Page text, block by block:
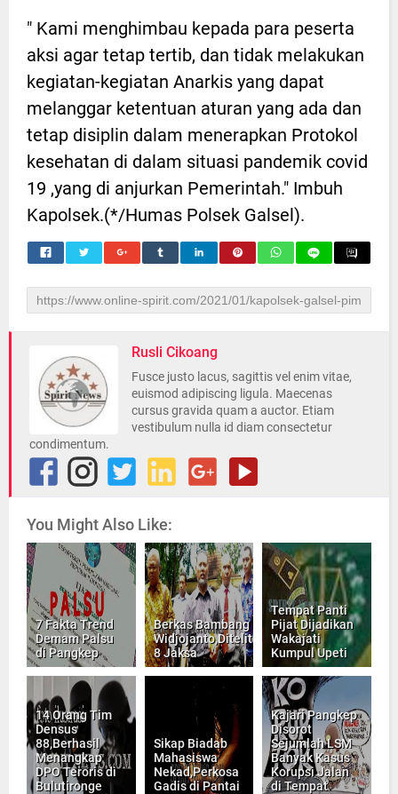
" Kami menghimbau kepada para peserta
aksi agar tetap tertib, dan tidak melakukan
kegiatan-kegiatan Anarkis yang dapat
melanggar ketentuan aturan yang ada dan
tetap disiplin dalam menerapkan Protokol
kesehatan di dalam situasi pandemik covid
19 ,yang di anjurkan Pemerintah." Imbuh
Kapolsek.(*/Humas Polsek Galsel).
Rusli Cikoang
Fusce justo lacus, sagittis vel enim vitae,
euismod adipiscing ligula. Maecenas
cursus gravida quam a auctor. Etiam
vestibulum nulla id diam consectetur
condimentum.
You Might Also Like:
7 Fakta Trend
Demam Palsu
di Pangkep
Berkas Bambang
Widjojanto,Diteliti
8 Jaksa
Tempat Panti
Pijat Dijadikan
Wakajati
Kumpul Upeti
14 Orang Tim
Densus
88,Berhasil
Menangkap
DPO Teroris di
Bulutironge
Sikap Biadab
Mahasiswa
Nekad,Perkosa
Gadis di Pantai
Kajari Pangkep
Disorot
Sejumlah LSM
Banyak Kasus
Korupsi Jalan
di Tempat